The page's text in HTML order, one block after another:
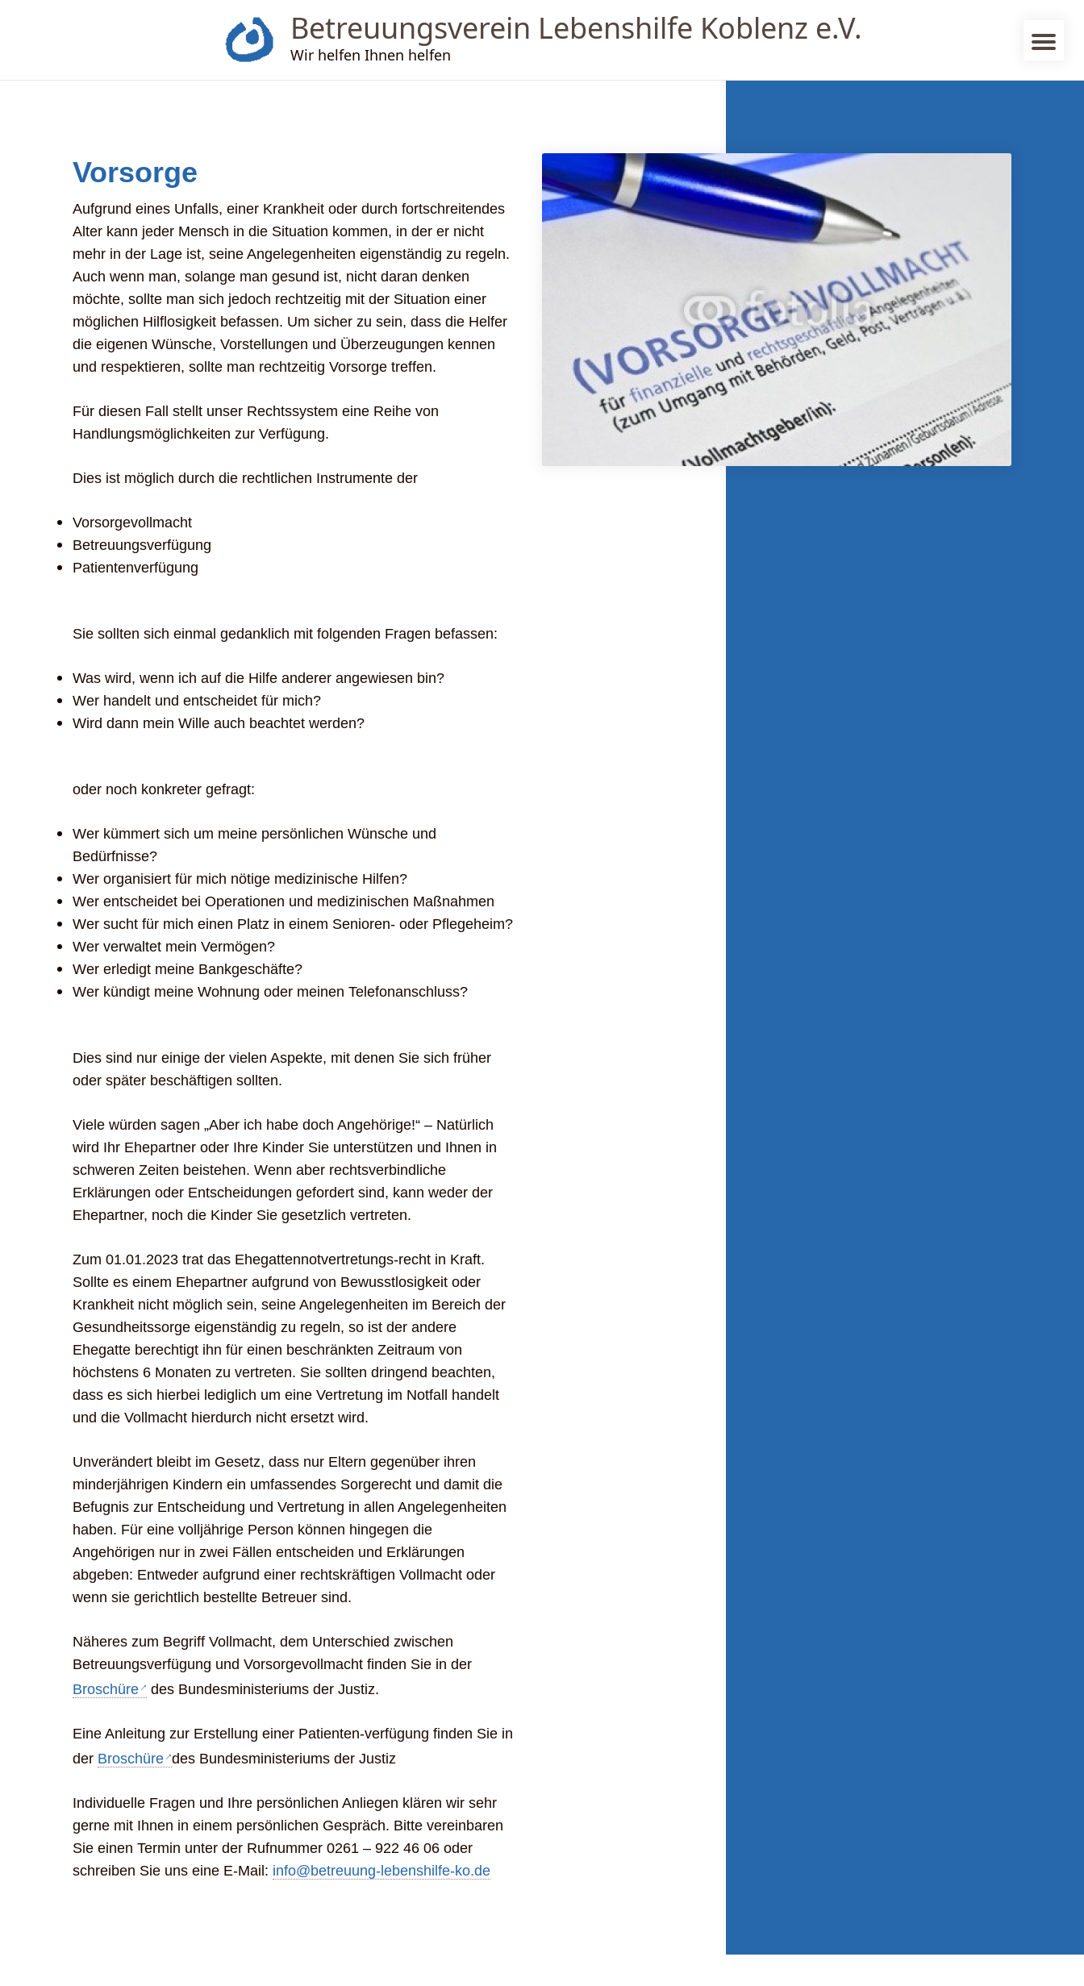
Betreuungsverein Lebenshilfe Koblenz e.V.
Wir helfen Ihnen helfen
Vorsorge
Aufgrund eines Unfalls, einer Krankheit oder durch fortschreitendes
Alter kann jeder Mensch in die Situation kommen, in der er nicht
mehr in der Lage ist, seine Angelegenheiten eigenständig zu regeln.
Auch wenn man, solange man gesund ist, nicht daran denken
möchte, sollte man sich jedoch rechtzeitig mit der Situation einer
möglichen Hilflosigkeit befassen. Um sicher zu sein, dass die Helfer
die eigenen Wünsche, Vorstellungen und Überzeugungen kennen
und respektieren, sollte man rechtzeitig Vorsorge treffen.
Für diesen Fall stellt unser Rechtssystem eine Reihe von
Handlungsmöglichkeiten zur Verfügung.
Dies ist möglich durch die rechtlichen Instrumente der
Vorsorgevollmacht
Betreuungsverfügung
Patientenverfügung
Sie sollten sich einmal gedanklich mit folgenden Fragen befassen:
Was wird, wenn ich auf die Hilfe anderer angewiesen bin?
Wer handelt und entscheidet für mich?
Wird dann mein Wille auch beachtet werden?
oder noch konkreter gefragt:
Wer kümmert sich um meine persönlichen Wünsche und
Bedürfnisse?
Wer organisiert für mich nötige medizinische Hilfen?
Wer entscheidet bei Operationen und medizinischen Maßnahmen
Wer sucht für mich einen Platz in einem Senioren- oder Pflegeheim?
Wer verwaltet mein Vermögen?
Wer erledigt meine Bankgeschäfte?
Wer kündigt meine Wohnung oder meinen Telefonanschluss?
Dies sind nur einige der vielen Aspekte, mit denen Sie sich früher
oder später beschäftigen sollten.
Viele würden sagen „Aber ich habe doch Angehörige!“ – Natürlich
wird Ihr Ehepartner oder Ihre Kinder Sie unterstützen und Ihnen in
schweren Zeiten beistehen. Wenn aber rechtsverbindliche
Erklärungen oder Entscheidungen gefordert sind, kann weder der
Ehepartner, noch die Kinder Sie gesetzlich vertreten.
Zum 01.01.2023 trat das Ehegattennotvertretungs-recht in Kraft.
Sollte es einem Ehepartner aufgrund von Bewusstlosigkeit oder
Krankheit nicht möglich sein, seine Angelegenheiten im Bereich der
Gesundheitssorge eigenständig zu regeln, so ist der andere
Ehegatte berechtigt ihn für einen beschränkten Zeitraum von
höchstens 6 Monaten zu vertreten. Sie sollten dringend beachten,
dass es sich hierbei lediglich um eine Vertretung im Notfall handelt
und die Vollmacht hierdurch nicht ersetzt wird.
Unverändert bleibt im Gesetz, dass nur Eltern gegenüber ihren
minderjährigen Kindern ein umfassendes Sorgerecht und damit die
Befugnis zur Entscheidung und Vertretung in allen Angelegenheiten
haben. Für eine volljährige Person können hingegen die
Angehörigen nur in zwei Fällen entscheiden und Erklärungen
abgeben: Entweder aufgrund einer rechtskräftigen Vollmacht oder
wenn sie gerichtlich bestellte Betreuer sind.
Näheres zum Begriff Vollmacht, dem Unterschied zwischen
Betreuungsverfügung und Vorsorgevollmacht finden Sie in der
Broschüre
des Bundesministeriums der Justiz.
Eine Anleitung zur Erstellung einer Patienten-verfügung finden Sie in
der Broschüre des Bundesministeriums der Justiz
Individuelle Fragen und Ihre persönlichen Anliegen klären wir sehr
gerne mit Ihnen in einem persönlichen Gespräch. Bitte vereinbaren
Sie einen Termin unter der Rufnummer 0261 – 922 46 06 oder
schreiben Sie uns eine E-Mail: info@betreuung-lebenshilfe-ko.de